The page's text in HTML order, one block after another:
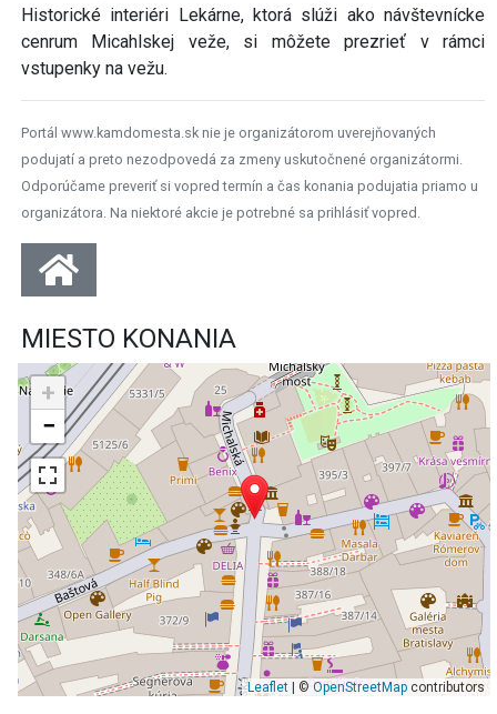
Historické interiéri Lekárne, ktorá slúži ako návštevnícke
cenrum Micahlskej veže, si môžete prezrieť v rámci
vstupenky na vežu.
Portál www.kamdomesta.sk nie je organizátorom uverejňovaných
podujatí a preto nezodpovedá za zmeny uskutočnené organizátormi.
Odporúčame preveriť si vopred termín a čas konania podujatia priamo u
organizátora. Na niektoré akcie je potrebné sa prihlásiť vopred.
MIESTO KONANIA
+
−
Leaflet| © OpenStreetMapcontributors